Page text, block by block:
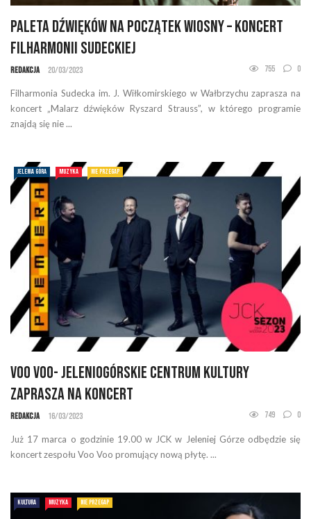
Paleta dźwięków na początek wiosny – koncert
Filharmonii Sudeckiej
Redakcja 20/03/2023 755 0
Filharmonia Sudecka im. J. Wiłkomirskiego w Wałbrzychu zaprasza na
koncert „Malarz dźwięków Ryszard Strauss”, w którego programie
znajdą się nie ...
JELENIA GÓRA MUZYKA NIE PRZEGAP
Voo Voo- Jeleniogórskie Centrum Kultury
zaprasza na koncert
Redakcja 16/03/2023 749 0
Już 17 marca o godzinie 19.00 w JCK w Jeleniej Górze odbędzie się
koncert zespołu Voo Voo promujący nową płytę. ...
KULTURA MUZYKA NIE PRZEGAP